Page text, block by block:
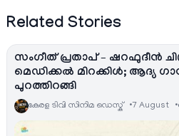
Related Stories
സംഗീത് പ്രതാപ് – ഷറഫുദീൻ
മെഡിക്കൽ മിറക്കിൾ; ആദ്യ
പുറത്തിറങ്ങി
കേരള ടിവി സിനിമ ഡെസ്ക് 7 August